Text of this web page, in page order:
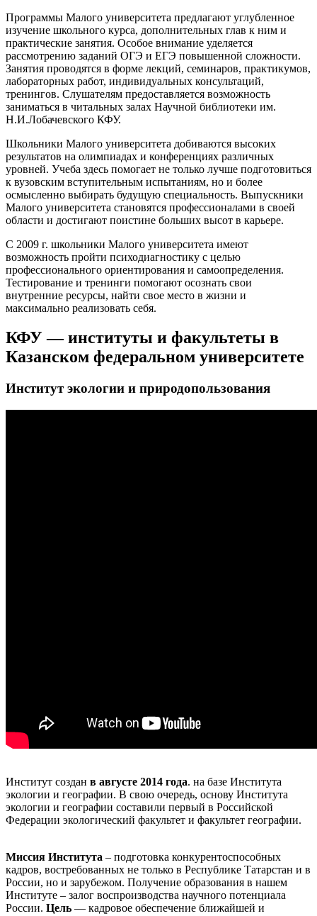
Программы Малого университета предлагают углубленное
изучение школьного курса, дополнительных глав к ним и
практические занятия. Особое внимание уделяется
рассмотрению заданий ОГЭ и ЕГЭ повышенной сложности.
Занятия проводятся в форме лекций, семинаров, практикумов,
лабораторных работ, индивидуальных консультаций,
тренингов. Слушателям предоставляется возможность
заниматься в читальных залах Научной библиотеки им.
Н.И.Лобачевского КФУ.
Школьники Малого университета добиваются высоких
результатов на олимпиадах и конференциях различных
уровней. Учеба здесь помогает не только лучше подготовиться
к вузовским вступительным испытаниям, но и более
осмысленно выбирать будущую специальность. Выпускники
Малого университета становятся профессионалами в своей
области и достигают поистине больших высот в карьере.
С 2009 г. школьники Малого университета имеют
возможность пройти психодиагностику с целью
профессионального ориентирования и самоопределения.
Тестирование и тренинги помогают осознать свои
внутренние ресурсы, найти свое место в жизни и
максимально реализовать себя.
КФУ — институты и факультеты в
Казанском федеральном университете
Институт экологии и природопользования
Институт создан в августе 2014 года. на базе Института
экологии и географии. В свою очередь, основу Института
экологии и географии составили первый в Российской
Федерации экологический факультет и факультет географии.
Миссия Института – подготовка конкурентоспособных
кадров, востребованных не только в Республике Татарстан и в
России, но и зарубежом. Получение образования в нашем
Институте – залог воспроизводства научного потенциала
России. Цель — кадровое обеспечение ближайшей и